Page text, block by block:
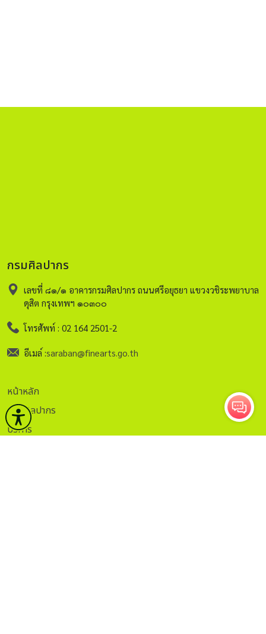
กรมศิลปากร
เลขที่ ๘๑/๑ อาคารกรมศิลปากร ถนนศรีอยุธยา แขวงวชิระพยาบาล
ดุสิต กรุงเทพฯ ๑๐๓๐๐
โทรศัพท์ : 02 164 2501-2
อีเมล์ :saraban@finearts.go.th
หน้าหลัก
กรมศิลปากร
บริการ